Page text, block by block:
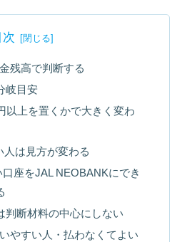
次
残高で判断する
岐目安
以上を置くかで大きく変わ
人は見方が変わる
座をJAL NEOBANKにでき
判断材料の中心にしない
やすい人・払わなくてよい